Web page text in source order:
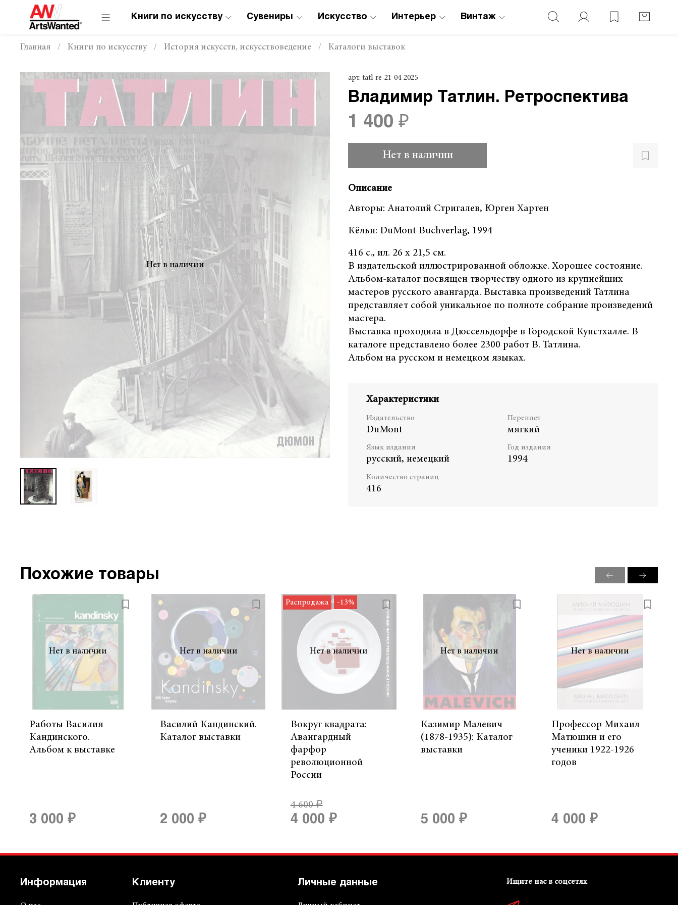
Книги по искусству Сувениры Искусство Интерьер Винтаж
Главная Книги по искусству История искусств, искусствоведение Каталоги выставок
Нет в наличии
арт. tatl-re-21-04-2025
Владимир Татлин. Ретроспектива
1 400 ₽
Нет в наличии
Описание
Авторы: Анатолий Стригалев, Юрген Хартен
Кёльн: DuMont Buchverlag, 1994
416 с., ил. 26 х 21,5 см.
В издательской иллюстрированной обложке. Хорошее состояние.
Альбом-каталог посвящен творчеству одного из крупнейших
мастеров русского авангарда. Выставка произведений Татлина
представляет собой уникальное по полноте собрание произведений
мастера.
Выставка проходила в Дюссельдорфе в Городской Кунстхалле. В
каталоге представлено более 2300 работ В. Татлина.
Альбом на русском и немецком языках.
Характеристики
Издательство
DuMont
Переплет
мягкий
Язык издания
русский, немецкий
Год издания
1994
Количество страниц
416
Похожие товары
Нет в наличии
Работы Василия
Кандинского.
Альбом к выставке
3 000 ₽
Нет в наличии
Василий Кандинский.
Каталог выставки
2 000 ₽
Нет в наличии
Распродажа -13%
Вокруг квадрата:
Авангардный
фарфор
революционной
России
4 600 ₽
4 000 ₽
Нет в наличии
Казимир Малевич
(1878-1935): Каталог
выставки
5 000 ₽
Нет в наличии
Профессор Михаил
Матюшин и его
ученики 1922-1926
годов
4 000 ₽
Информация Клиенту Личные данные Ищите нас в соцсетях